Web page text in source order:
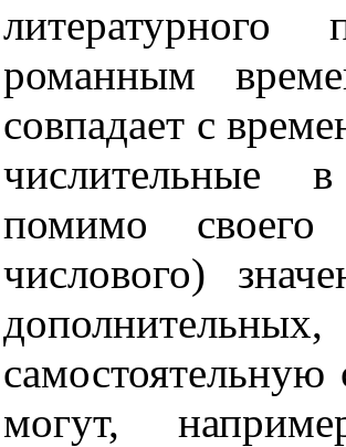
литературного
романным
совпадает с
числительные
помимо своего
числового)
могут,